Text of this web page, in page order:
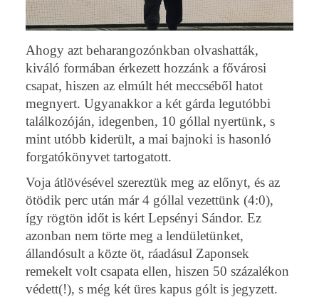
Ahogy azt beharangozónkban olvashatták,
kiváló formában érkezett hozzánk a fővárosi
csapat, hiszen az elmúlt hét meccséből hatot
megnyert. Ugyanakkor a két gárda legutóbbi
találkozóján, idegenben, 10 góllal nyertünk, s
mint utóbb kiderült, a mai bajnoki is hasonló
forgatókönyvet tartogatott.
Voja átlövésével szereztük meg az előnyt, és az
ötödik perc után már 4 góllal vezettünk (4:0),
így rögtön időt is kért Lepsényi Sándor. Ez
azonban nem törte meg a lendületünket,
állandósult a közte öt, ráadásul Zaponsek
remekelt volt csapata ellen, hiszen 50 százalékon
védett(!), s még két üres kapus gólt is jegyzett.